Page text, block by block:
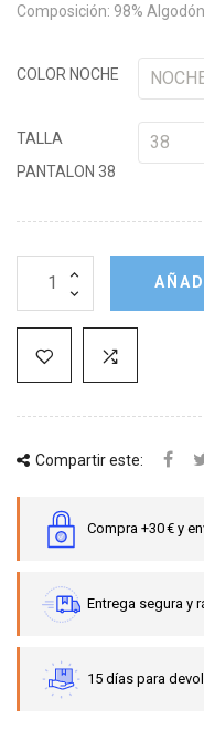
Composición: 98%
COLOR NOCHE
TALLA
PANTALON 38
Compartir este:
Compra +30 € y
Entrega segura y
15 días para